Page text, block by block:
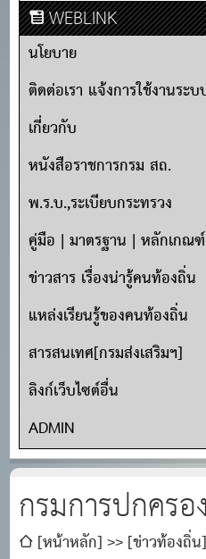
WEBLINK
นโยบาย
ติดต่อเรา แจ้งการใช้งานระบ
เกี่ยวกับ
หนังสือราชการกรม สถ.
พ.ร.บ.,ระเบียบกระทรวง
คู่มือ | มาตรฐาน | หลักเกณฑ์
ข่าวสาร เรื่องน่ารู้คนท้องถิ่น
แหล่งเรียนรู้ของคนท้องถิ่น
สารสนเทศ[กรมส่งเสริมฯ]
ลิงก์เว็บไซต์อื่น
ADMIN
กรมการปกคร
[หน้าหลัก] [ข่าวท้องถิ่น]